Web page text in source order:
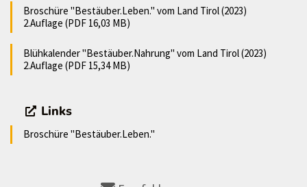
Broschüre "Bestäuber.Leben." vom Land Tirol (2023)
2.Auflage (PDF 16,03 MB)
Blühkalender "Bestäuber.Nahrung" vom Land Tirol (2023)
2.Auflage (PDF 15,34 MB)
Links
Broschüre "Bestäuber.Leben."